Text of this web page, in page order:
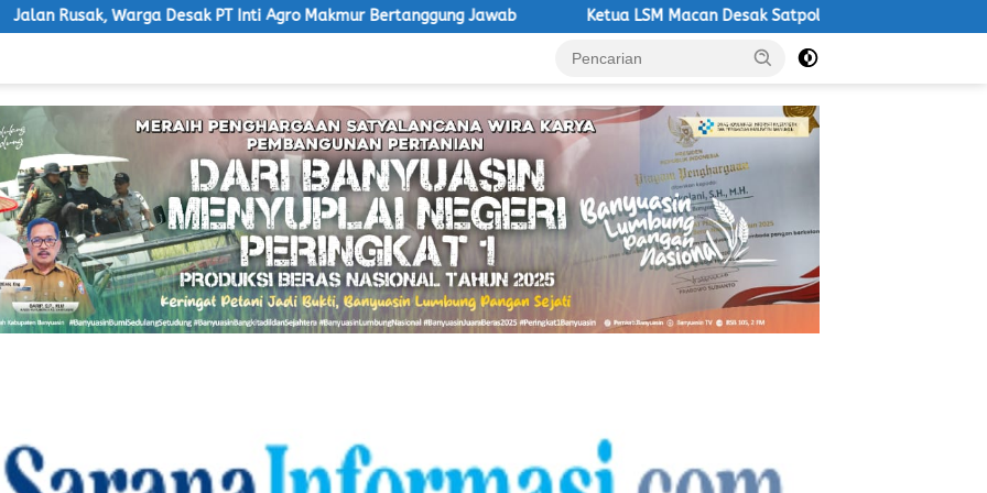
PT Inti Agro Makmur Bertanggung Jawab Ketua LSM Macan Desak Satpol PP Tegakkan Aturan, Operasional PKS